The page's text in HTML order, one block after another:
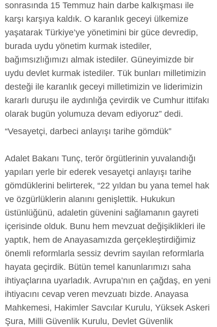
sonrasında 15 Temmuz hain darbe kalkışması ile
karşı karşıya kaldık. O karanlık geceyi ülkemize
yaşatarak Türkiye’ye yönetimini bir güce devredip,
burada uydu yönetim kurmak istediler,
bağımsızlığımızı almak istediler. Güneyimizde bir
uydu devlet kurmak istediler. Tük bunları milletimizin
desteği ile karanlık geceyi milletimizin ve liderimizin
kararlı duruşu ile aydınlığa çevirdik ve Cumhur ittifakı
olarak bugün yolumuza devam ediyoruz” dedi.
“Vesayetçi, darbeci anlayışı tarihe gömdük”
Adalet Bakanı Tunç, terör örgütlerinin yuvalandığı
yapıları yerle bir ederek vesayetçi anlayışı tarihe
gömdüklerini belirterek, “22 yıldan bu yana temel hak
ve özgürlüklerin alanını genişlettik. Hukukun
üstünlüğünü, adaletin güvenini sağlamanın gayreti
içerisinde olduk. Bunu hem mevzuat değişiklikleri ile
yaptık, hem de Anayasamızda gerçekleştirdiğimiz
önemli reformlarla sessiz devrim sayılan reformlarla
hayata geçirdik. Bütün temel kanunlarımızı saha
ihtiyaçlarına uyarladık. Avrupa’nın en çağdaş, en yeni
ihtiyacını cevap veren mevzuatı bizde. Anayasa
Mahkemesi, Hakimler Savcılar Kurulu, Yüksek Askeri
Şura, Milli Güvenlik Kurulu, Devlet Güvenlik